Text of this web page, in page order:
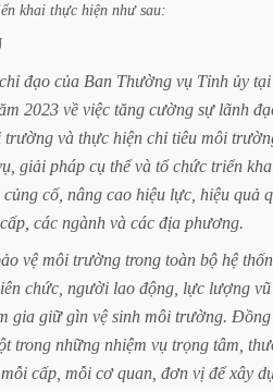
khai thực hiện như sau:
chỉ đạo của Ban Thường vụ Tỉnh ủy tại
2023 về việc tăng cường sự lãnh
trường và thực hiện chỉ tiêu môi
giải pháp cụ thể và tổ chức triển
củng cố, nâng cao hiệu lực, hiệu quả
cấp, các ngành và các địa phương.
vệ môi trường trong toàn bộ hệ
chức, người lao động, lực lượng vũ
gia giữ gìn vệ sinh môi trường. Đồng
trong những nhiệm vụ trọng tâm,
mỗi cấp, mỗi cơ quan, đơn vị để xây